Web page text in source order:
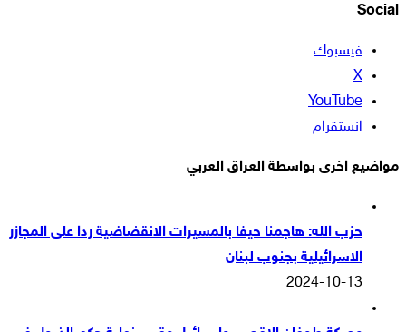
Social
فيسبوك
‫X
‫YouTube
انستقرام
مواضيع اخرى بواسطة العراق العربي
حزب الله: هاجمنا حيفا بالمسيرات الانقضاضية ردا على المجازر
الاسرائيلية بجنوب لبنان
2024-10-13